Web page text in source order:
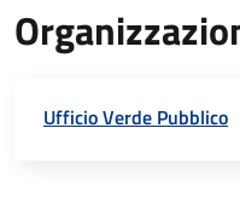
Ufficio Verde Pubblico